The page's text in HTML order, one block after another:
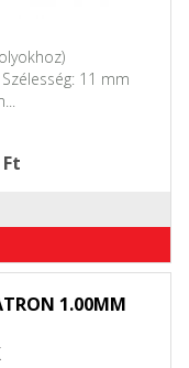
11 mm
1.00MM